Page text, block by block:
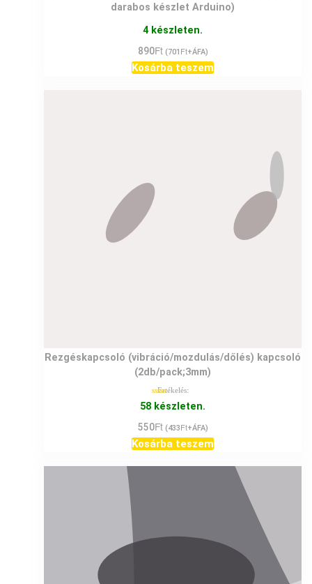
darabos készlet Arduino)
4 készleten.
890Ft (701 Ft+ÁFA)
Kosárba teszem
Rezgéskapcsoló (vibráció/mozdulás/dőlés) kapcsoló
(2db/pack;3mm)
Értékelés:
58 készleten.
550Ft (433Ft+ÁFA)
Kosárba teszem